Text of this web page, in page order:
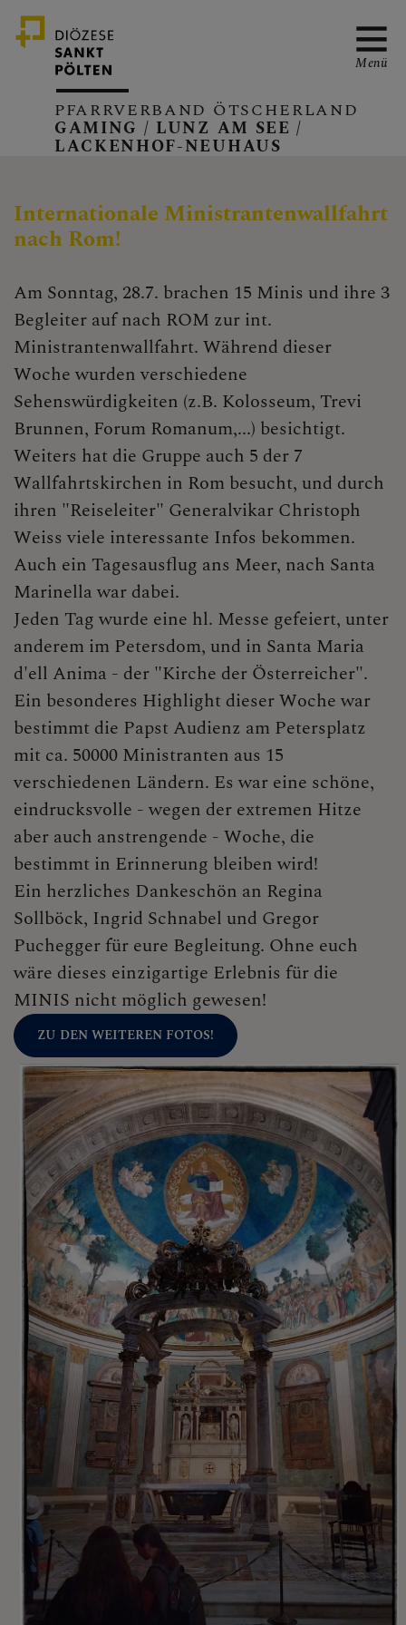
LUNZ/SEE
LACKENHOF - NEUHAUS
PFARRVERBAND ÖTSCHERLAND
GAMING / LUNZ AM SEE /
LACKENHOF-NEUHAUS
Menü
Internationale Ministrantenwallfahrt
nach Rom!
Am Sonntag, 28.7. brachen 15 Minis und ihre 3
Begleiter auf nach ROM zur int.
Ministrantenwallfahrt. Während dieser
Woche wurden verschiedene
Sehenswürdigkeiten (z.B. Kolosseum, Trevi
Brunnen, Forum Romanum,...) besichtigt.
Weiters hat die Gruppe auch 5 der 7
Wallfahrtskirchen in Rom besucht, und durch
ihren "Reiseleiter" Generalvikar Christoph
Weiss viele interessante Infos bekommen.
Auch ein Tagesausflug ans Meer, nach Santa
Marinella war dabei.
Jeden Tag wurde eine hl. Messe gefeiert, unter
anderem im Petersdom, und in Santa Maria
d'ell Anima - der "Kirche der Österreicher".
Ein besonderes Highlight dieser Woche war
bestimmt die Papst Audienz am Petersplatz
mit ca. 50000 Ministranten aus 15
verschiedenen Ländern. Es war eine schöne,
eindrucksvolle - wegen der extremen Hitze
aber auch anstrengende - Woche, die
bestimmt in Erinnerung bleiben wird!
Ein herzliches Dankeschön an Regina
Sollböck, Ingrid Schnabel und Gregor
Puchegger für eure Begleitung. Ohne euch
wäre dieses einzigartige Erlebnis für die
MINIS nicht möglich gewesen!
ZU DEN WEITEREN FOTOS!